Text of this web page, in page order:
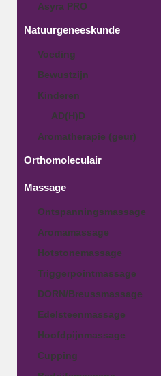
Asyra PRO
Natuurgeneeskunde
Voeding
Bewustzijn
Kinderen
AD(H)D
Aromatherapie (geur)
Orthomoleculair
Massage
Ontspanningsmassage
Aromamassage
Hotstonemassage
Triggerpointmassage
DORN/Breussmassage
Edelsteenmassage
Hoofdpijnmassage
Cupping